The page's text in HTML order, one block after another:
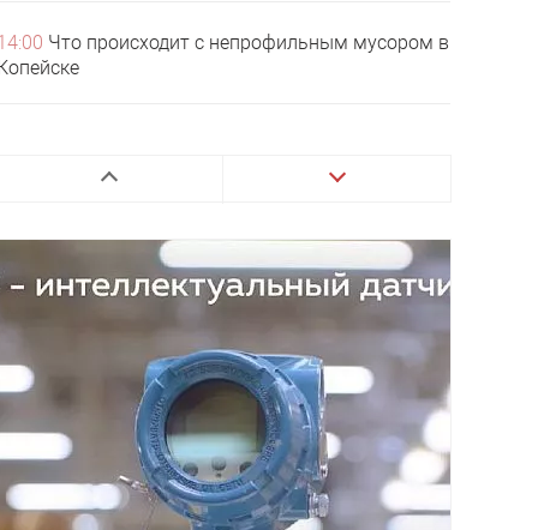
Что происходит с непрофильным мусором в
напомнили о границах закона
В Челябинской области стартовали
летних лакомств из‑за рубежа
Летняя подработка подростков не лишит их
и пенсий
Копейские велогонщики завоевали 13
медалей на чемпионате УрФО по маунтинбайку